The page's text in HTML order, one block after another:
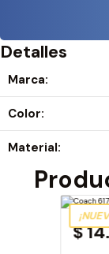
Detalles
Marca:
Color:
Material:
$